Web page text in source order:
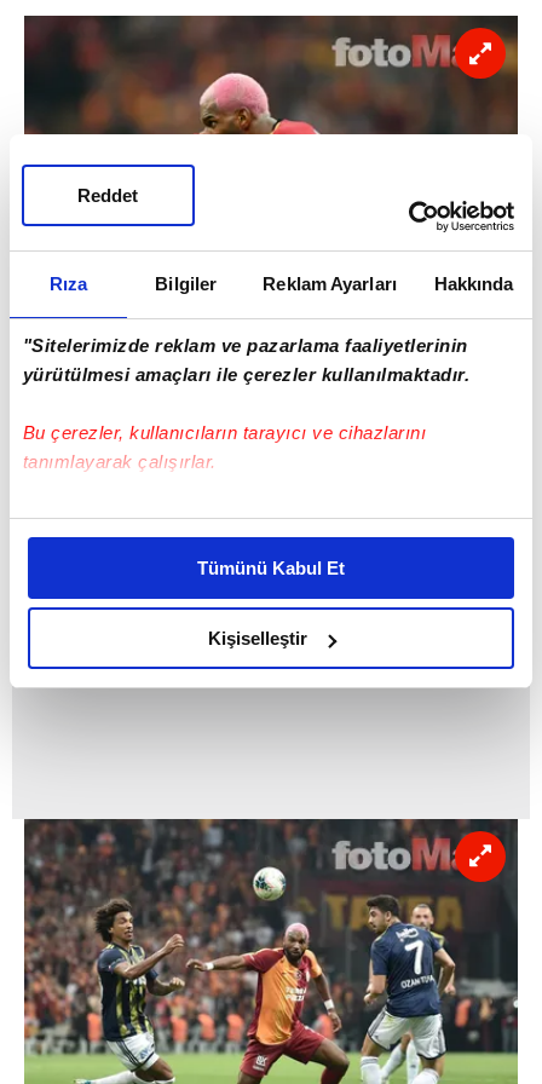
Rıza Bilgiler Reklam Ayarları Hakkında
"Sitelerimizde reklam ve pazarlama faaliyetlerinin
yürütülmesi amaçları ile çerezler kullanılmaktadır.
Bu çerezler, kullanıcıların tarayıcı ve cihazlarını
tanımlayarak çalışırlar.
Bu çerezlere izin vermeniz halinde sizlere özel
daha iyi reklam deneyimi yaşatabiliriz. Bunu yaparken
amacımızın size daha iyi bir reklam deneyimi sunmak
olduğunu ve sizlere en iyi içerikleri sunabilmek adına
elimizden gelen çabayı gösterdiğimizi ve bu noktada,
reklamların maliyetlerimizi karşılamak noktasında tek gelir
gösterilmeyecektir."
Sizlere daha iyi bir hizmet sunabilmek için İnternet
Sitemizde kendimize ve üçüncü kişilere ait çerezler
kullanılmaktadır. Bu çerezler vasıtasıyla çeşitli kişisel
verileriniz işlenmekte olup gerekli olan çerezler bilgi
toplumu hizmetlerinin sunulması amacıyla
kullanılmaktadır. Diğer çerezler, sitemizin daha işlevsel
kılınması ve kişiselleştirilmesi ve sizlere yönelik
Tümünü Kabul Et
Kişiselleştir
Reddet
Galatasaray'da bu dev derbinin ardından
girecek...